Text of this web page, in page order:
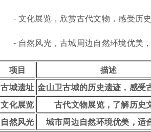
- 文化展览，欣赏古代文物，感受历史
- 自然风光，古城周边自然环境优美，
项目
描述
古城遗址 金山卫古城的历史遗迹，感受
文化展览
古代文物展览，了解历史
自然风光
城市周边自然环境优美，适